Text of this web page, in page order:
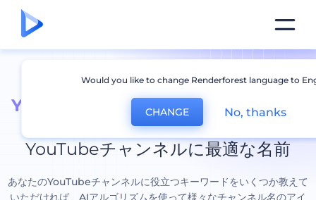
YouTube サムネイル作り方： 名前ジ
ェネレーター
YouTubeチャンネルに最適な名前
あなたのYouTubeチャンネルに役立つキーワードをいくつか教えて
いただければ、AIアルゴリズムを使って様々なチャンネル名のアイ
Would you like to change Renderforest language to
CHANGE No, thanks